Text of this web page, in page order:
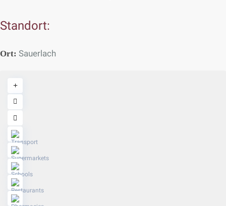
Standort:
Ort: Sauerlach